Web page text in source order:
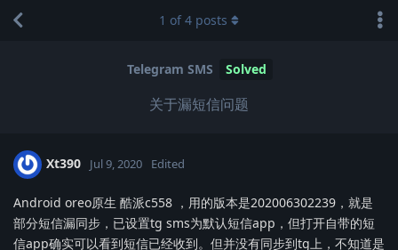
Telegram SMS Solved
关于漏短信问题
1 of4 posts
Xt390 Jul 9, 2020 Edited
Android oreo原生 酷派c558 ，用的版本是202006302239，就是
部分短信漏同步，已设置tg sms为默认短信app，但打开自带的短
信app确实可以看到短信已经收到。但并没有同步到tg上，不知道是